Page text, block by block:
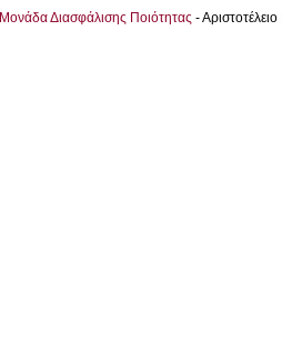
Μονάδα Διασφάλισης Ποιότητας -